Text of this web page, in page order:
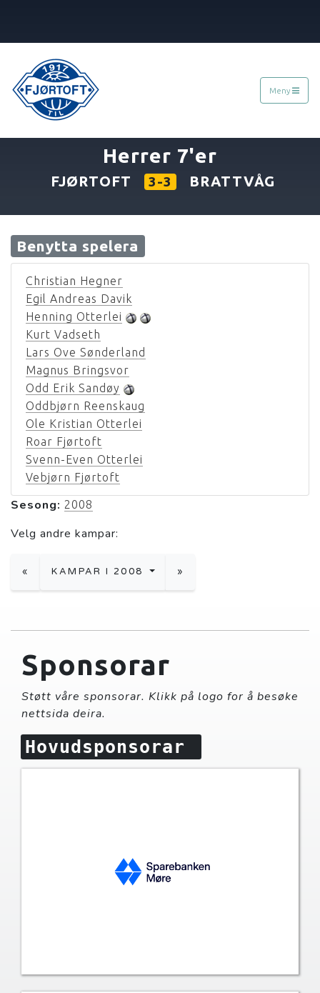
Meny
Herrer 7'er
FJØRTOFT 3-3 BRATTVÅG
Benytta spelera
Christian Hegner
Egil Andreas Davik
Henning Otterlei
Kurt Vadseth
Lars Ove Sønderland
Magnus Bringsvor
Odd Erik Sandøy
Oddbjørn Reenskaug
Ole Kristian Otterlei
Roar Fjørtoft
Svenn-Even Otterlei
Vebjørn Fjørtoft
Sesong: 2008
Velg andre kampar:
« KAMPAR I 2008 »
Sponsorar
Støtt våre sponsorar. Klikk på logo for å besøke
nettsida deira.
Hovudsponsorar